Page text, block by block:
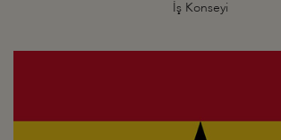
İş Konseyi